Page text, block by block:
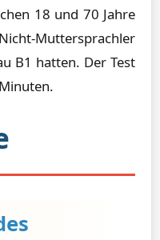
18 und 70 Jahre
Muttersprachler
B1 hatten. Der Test